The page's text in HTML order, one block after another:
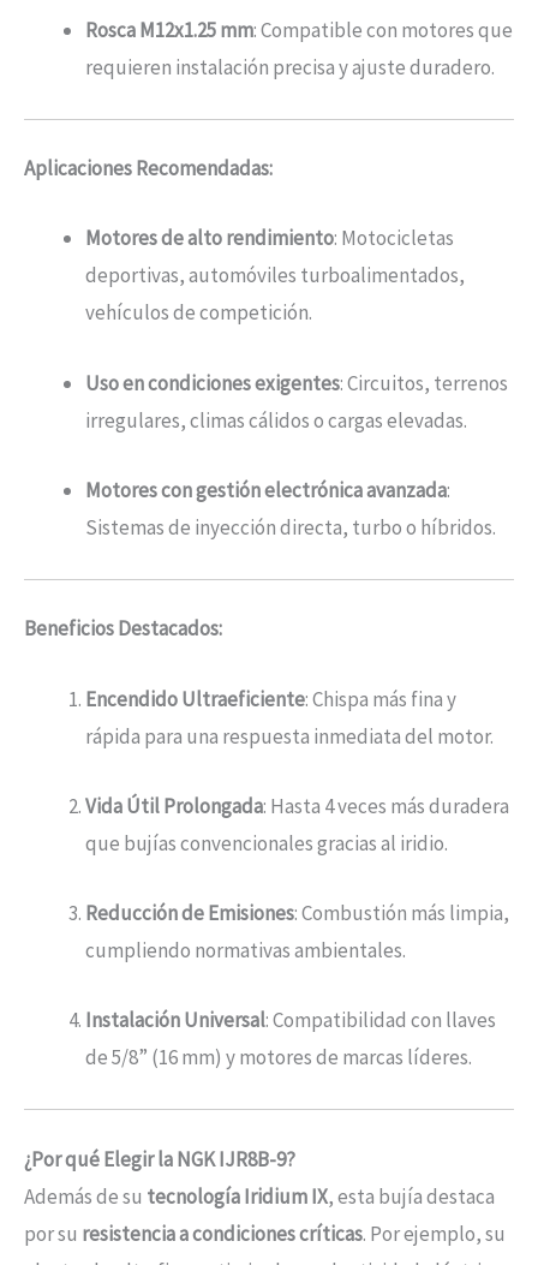
Rosca M12x1.25 mm: Compatible con motores que
requieren instalación precisa y ajuste duradero.
Aplicaciones Recomendadas:
Motores de alto rendimiento: Motocicletas
deportivas, automóviles turboalimentados,
vehículos de competición.
Uso en condiciones exigentes: Circuitos, terrenos
irregulares, climas cálidos o cargas elevadas.
Motores con gestión electrónica avanzada:
Sistemas de inyección directa, turbo o híbridos.
Beneficios Destacados:
Encendido Ultraeficiente: Chispa más fina y
rápida para una respuesta inmediata del motor.
Vida Útil Prolongada: Hasta 4 veces más duradera
que bujías convencionales gracias al iridio.
Reducción de Emisiones: Combustión más limpia,
cumpliendo normativas ambientales.
Instalación Universal: Compatibilidad con llaves
de 5/8” (16 mm) y motores de marcas líderes.
¿Por qué Elegir la NGK IJR8B-9?
Además de su tecnología Iridium IX, esta bujía destaca
por su resistencia a condiciones críticas. Por ejemplo, su